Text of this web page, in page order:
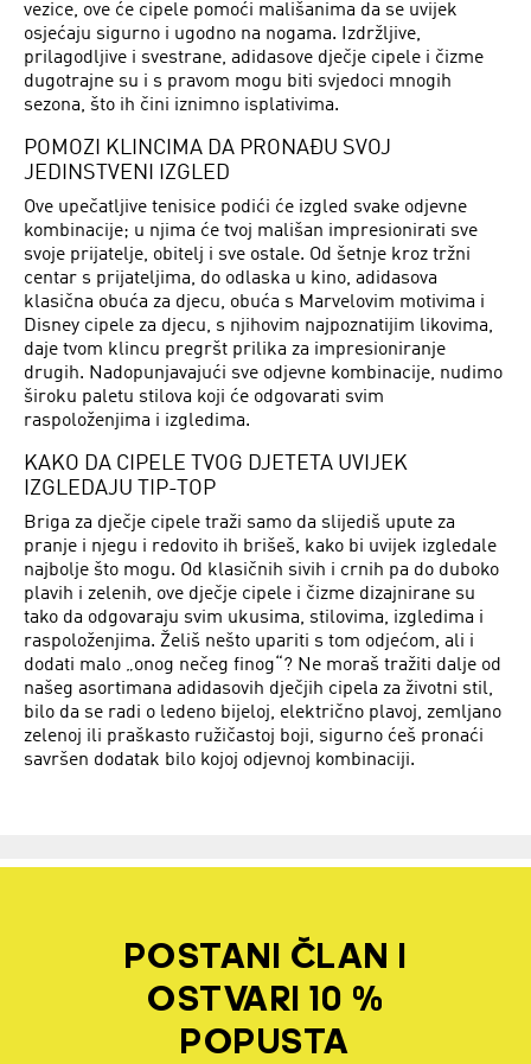
vezice, ove će cipele pomoći mališanima da se uvijek
osjećaju sigurno i ugodno na nogama. Izdržljive,
prilagodljive i svestrane, adidasove dječje cipele i čizme
dugotrajne su i s pravom mogu biti svjedoci mnogih
sezona, što ih čini iznimno isplativima.
POMOZI KLINCIMA DA PRONAĐU SVOJ
JEDINSTVENI IZGLED
Ove upečatljive tenisice podići će izgled svake odjevne
kombinacije; u njima će tvoj mališan impresionirati sve
svoje prijatelje, obitelj i sve ostale. Od šetnje kroz tržni
centar s prijateljima, do odlaska u kino, adidasova
klasična obuća za djecu, obuća s Marvelovim motivima i
Disney cipele za djecu, s njihovim najpoznatijim likovima,
daje tvom klincu pregršt prilika za impresioniranje
drugih. Nadopunjavajući sve odjevne kombinacije, nudimo
široku paletu stilova koji će odgovarati svim
raspoloženjima i izgledima.
KAKO DA CIPELE TVOG DJETETA UVIJEK
IZGLEDAJU TIP-TOP
Briga za dječje cipele traži samo da slijediš upute za
pranje i njegu i redovito ih brišeš, kako bi uvijek izgledale
najbolje što mogu. Od klasičnih sivih i crnih pa do duboko
plavih i zelenih, ove dječje cipele i čizme dizajnirane su
tako da odgovaraju svim ukusima, stilovima, izgledima i
raspoloženjima. Želiš nešto upariti s tom odjećom, ali i
dodati malo „onog nečeg finog“? Ne moraš tražiti dalje od
našeg asortimana adidasovih dječjih cipela za životni stil,
bilo da se radi o ledeno bijeloj, električno plavoj, zemljano
zelenoj ili praškasto ružičastoj boji, sigurno ćeš pronaći
savršen dodatak bilo kojoj odjevnoj kombinaciji.
POSTANI ČLAN I
OSTVARI 10 %
POPUSTA